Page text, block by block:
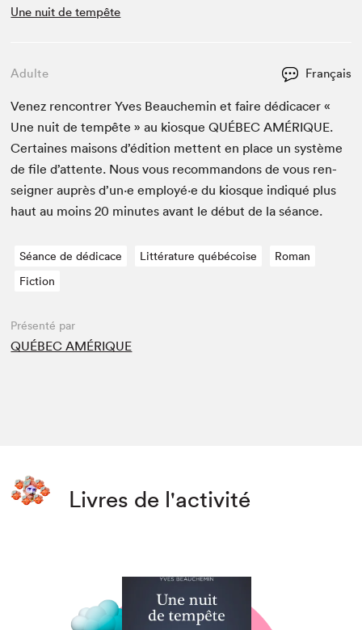
Une nuit de tempête
Adulte Français
Venez ren­con­tr­er Yves Beau­chemin et faire dédi­cac­er «
Une nuit de tem­pête » au kiosqueQUÉBEC AMÉRIQUE.
Cer­taines maisons d’édi­tion met­tent en place un sys­tème
de file d’at­tente. Nous vous recom­man­dons de vous ren­
seign­er auprès d’un·e employé·e du kiosque indiqué plus
haut au moins20 min­utes avant le début de la séance.
Séance de dédicace Littérature québécoise
Roman
Fiction
Présenté par
QUÉBEC AMÉRIQUE
Livres de l'activité